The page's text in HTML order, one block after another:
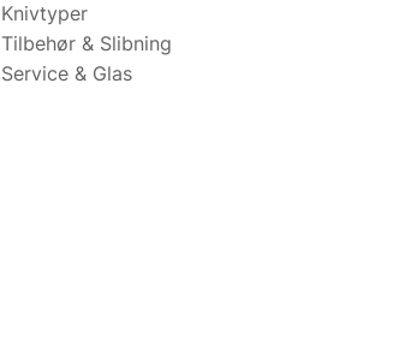
Knivtyper
Tilbehør & Slibning
Service & Glas